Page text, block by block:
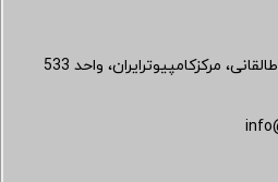
مرکزکامپیوترایران، واحد 533